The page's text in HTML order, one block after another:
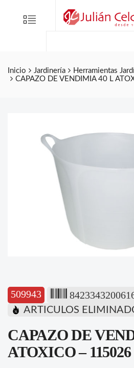
Menu
Inicio Jardinería Herramientas
CAPAZO DE VENDIMIA 40 L
509943
ARTICULOS
CAPAZO DE
ATOXICO – 115026
Folletos
Contacto